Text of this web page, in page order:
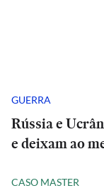
GUERRA
Rússia e
e deixam ao
CASO MASTER